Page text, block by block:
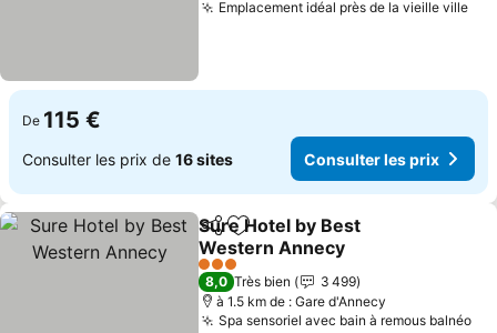
Emplacement idéal près de la vieille ville
De 115 €
Consulter les prix de 16 sites Consulter les prix
PartagerAjouter à mes favoris
Sure Hotel by Best
Western Annecy
3 Étoiles
8,0 Très bien
3 499
à 1.5 km de : Gare d'Annecy
Spa sensoriel avec bain à remous balnéo